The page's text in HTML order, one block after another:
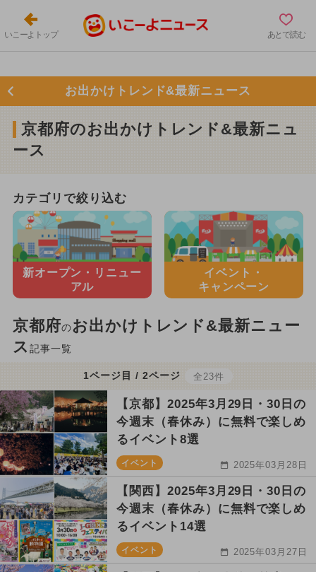
いこーよトップ あとで読む
お出かけトレンド&最新ニュース
京都府のお出かけトレンド&最新ニュ
ース
カテゴリで絞り込む
新オープン・ リニュー
アル
イベント・
キャンペーン
京都府のお出かけトレンド&最新ニュー
ス 記事一覧
1ページ目 / 2ページ 全23件
【京都】2025年3月29日・30日の
今週末（春休み）に無料で楽しめ
るイベント8選
イベント 2025年03月28日
【関西】2025年3月29日・30日の
今週末（春休み）に無料で楽しめ
るイベント14選
イベント 2025年03月27日